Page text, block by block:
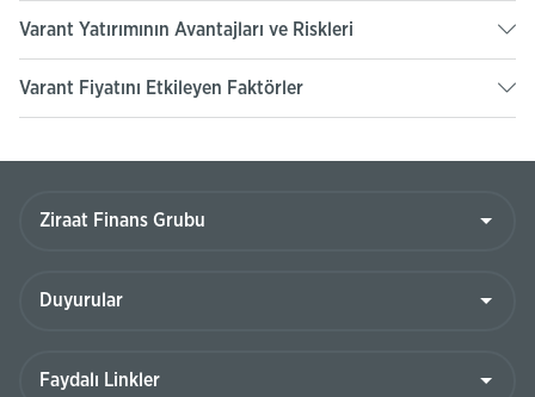
Varant Yatırımının Avantajları ve Riskleri
Varant Fiyatını Etkileyen Faktörler